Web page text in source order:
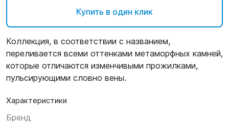
Купить в один клик
Коллекция, в соответствии с названием,
переливается всеми оттенками метаморфных камней,
которые отличаются изменчивыми прожилками,
пульсирующими словно вены.
Характеристики
Бренд